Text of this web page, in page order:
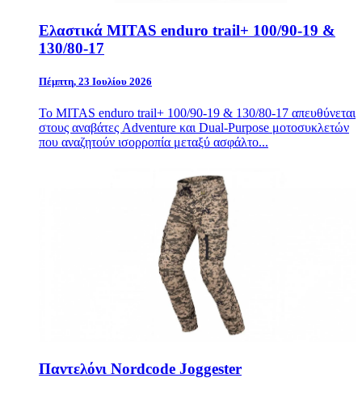
Ελαστικά MITAS enduro trail+ 100/90-19 &
130/80-17
Πέμπτη, 23 Ιουλίου 2026
Το MITAS enduro trail+ 100/90-19 & 130/80-17 απευθύνεται
στους αναβάτες Adventure και Dual-Purpose μοτοσυκλετών
που αναζητούν ισορροπία μεταξύ ασφάλτο...
Παντελόνι Nordcode Joggester